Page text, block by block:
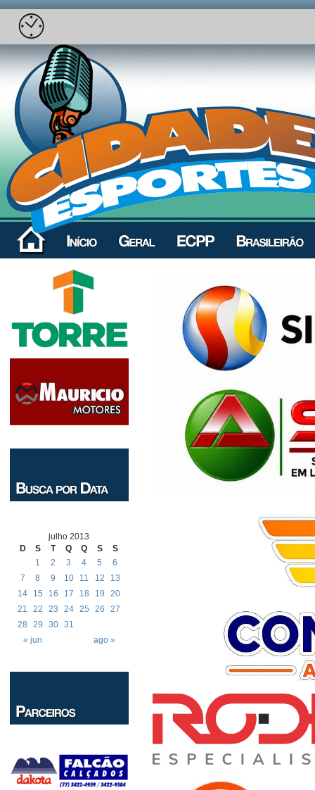
julho 2013
D
S T Q Q S S
« jun ago »
1 2 3 4 5
6
7
8 9 10 11 12
13
14
15 16 17 18 19
20
21
22 23 24 25 26
27
28
29 30 31